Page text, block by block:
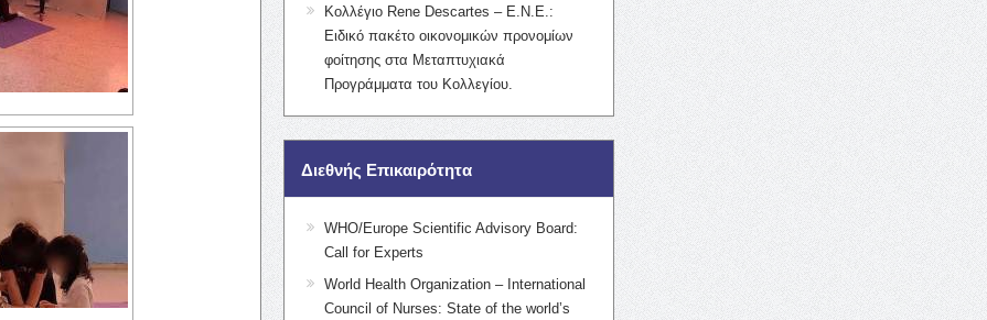
Κολλέγιο Rene Descartes – Ε.Ν.Ε.:
Ειδικό πακέτο οικονομικών προνομίων
φοίτησης στα Μεταπτυχιακά
Προγράμματα του Κολλεγίου.
Διεθνής Επικαιρότητα
WHO/Europe Scientific Advisory Board:
Call for Experts
World Health Organization – International
Council of Nurses: State of the world’s